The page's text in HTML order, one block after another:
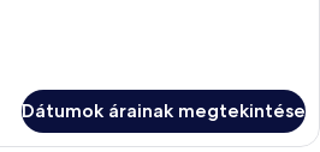
Dátumok árainak megtekintése